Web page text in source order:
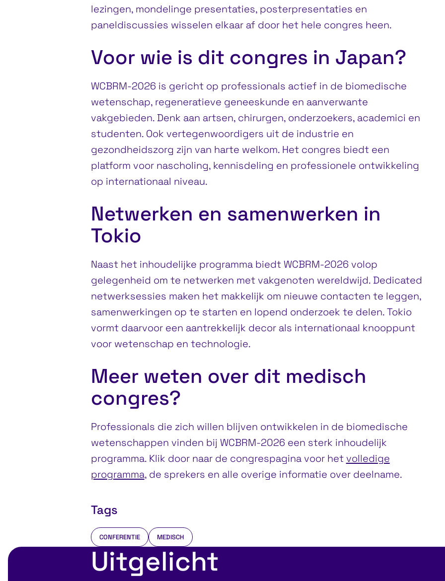
lezingen, mondelinge presentaties, posterpresentaties en
paneldiscussies wisselen elkaar af door het hele congres heen.
Voor wie is dit congres in Japan?
WCBRM-2026 is gericht op professionals actief in de biomedische
wetenschap, regeneratieve geneeskunde en aanverwante
vakgebieden. Denk aan artsen, chirurgen, onderzoekers, academici en
studenten. Ook vertegenwoordigers uit de industrie en
gezondheidszorg zijn van harte welkom. Het congres biedt een
platform voor nascholing, kennisdeling en professionele ontwikkeling
op internationaal niveau.
Netwerken en samenwerken in
Tokio
Naast het inhoudelijke programma biedt WCBRM-2026 volop
gelegenheid om te netwerken met vakgenoten wereldwijd. Dedicated
netwerksessies maken het makkelijk om nieuwe contacten te leggen,
samenwerkingen op te starten en lopend onderzoek te delen. Tokio
vormt daarvoor een aantrekkelijk decor als internationaal knooppunt
voor wetenschap en technologie.
Meer weten over dit medisch
congres?
Professionals die zich willen blijven ontwikkelen in de biomedische
wetenschappen vinden bij WCBRM-2026 een sterk inhoudelijk
programma. Klik door naar de congrespagina voor het volledige
programma, de sprekers en alle overige informatie over deelname.
Tags
CONFERENTIE MEDISCH
Uitgelicht